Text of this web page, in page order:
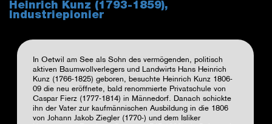
Heinrich Kunz (1793-1859),
Industriepionier
In Oetwil am See als Sohn des vermögenden, politisch
aktiven Baumwollverlegers und Landwirts Hans Heinrich
Kunz (1766-1825) geboren, besuchte Heinrich Kunz 1806-
09 die neu eröffnete, bald renommierte Privatschule von
Caspar Fierz (1777-1814) in Männedorf. Danach schickte
ihn der Vater zur kaufmännischen Ausbildung in die 1806
von Johann Jakob Ziegler (1770-) und dem Isliker